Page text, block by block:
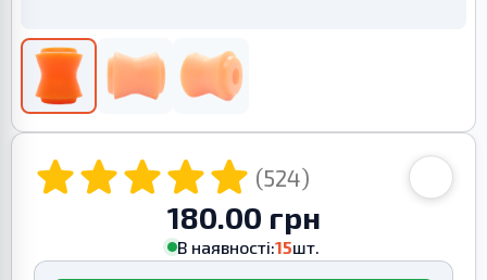
(524)
180.00 грн
В наявності:15шт.